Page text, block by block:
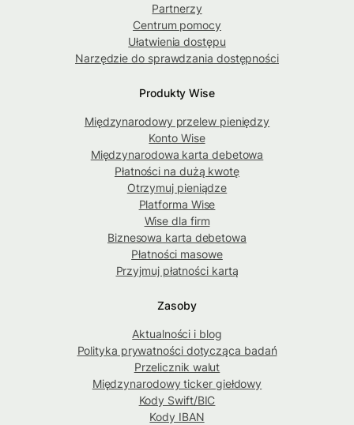
Partnerzy
Centrum pomocy
Ułatwienia dostępu
Narzędzie do sprawdzania dostępności
Produkty Wise
Międzynarodowy przelew pieniędzy
Konto Wise
Międzynarodowa karta debetowa
Płatności na dużą kwotę
Otrzymuj pieniądze
Platforma Wise
Wise dla firm
Biznesowa karta debetowa
Płatności masowe
Przyjmuj płatności kartą
Zasoby
Aktualności i blog
Polityka prywatności dotycząca badań
Przelicznik walut
Międzynarodowy ticker giełdowy
Kody Swift/BIC
Kody IBAN